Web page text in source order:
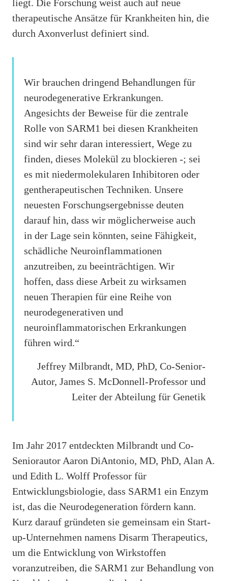
liegt. Die Forschung weist auch auf neue
therapeutische Ansätze für Krankheiten hin, die
durch Axonverlust definiert sind.
Wir brauchen dringend Behandlungen für
neurodegenerative Erkrankungen.
Angesichts der Beweise für die zentrale
Rolle von SARM1 bei diesen Krankheiten
sind wir sehr daran interessiert, Wege zu
finden, dieses Molekül zu blockieren -; sei
es mit niedermolekularen Inhibitoren oder
gentherapeutischen Techniken. Unsere
neuesten Forschungsergebnisse deuten
darauf hin, dass wir möglicherweise auch
in der Lage sein könnten, seine Fähigkeit,
schädliche Neuroinflammationen
anzutreiben, zu beeinträchtigen. Wir
hoffen, dass diese Arbeit zu wirksamen
neuen Therapien für eine Reihe von
neurodegenerativen und
neuroinflammatorischen Erkrankungen
führen wird.“
Jeffrey Milbrandt, MD, PhD, Co-Senior-
Autor, James S. McDonnell-Professor und
Leiter der Abteilung für Genetik
Im Jahr 2017 entdeckten Milbrandt und Co-
Seniorautor Aaron DiAntonio, MD, PhD, Alan A.
und Edith L. Wolff Professor für
Entwicklungsbiologie, dass SARM1 ein Enzym
ist, das die Neurodegeneration fördern kann.
Kurz darauf gründeten sie gemeinsam ein Start-
up-Unternehmen namens Disarm Therapeutics,
um die Entwicklung von Wirkstoffen
voranzutreiben, die SARM1 zur Behandlung von